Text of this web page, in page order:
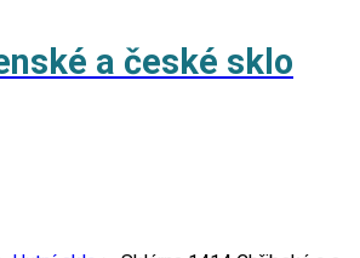
a české sklo